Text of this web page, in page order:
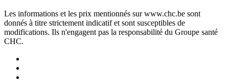
Les informations et les prix mentionnés sur www.chc.be sont
donnés à titre strictement indicatif et sont susceptibles de
modifications. Ils n'engagent pas la responsabilité du Groupe santé
CHC.